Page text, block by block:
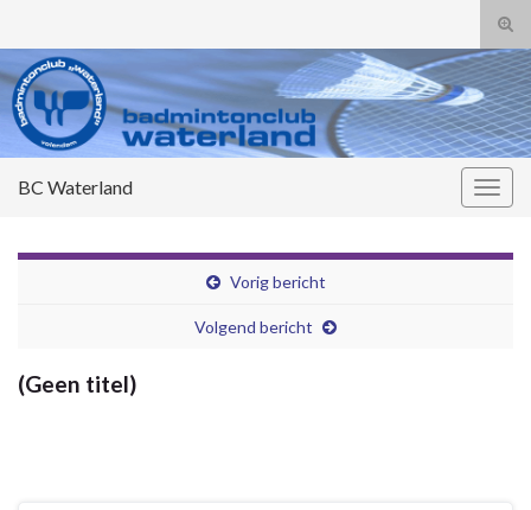
Search for:
BC Waterland
Vorig bericht
Volgend bericht
(Geen titel)